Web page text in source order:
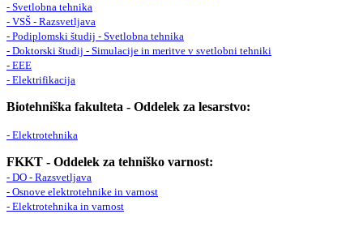
- Svetlobna tehnika
- VSŠ - Razsvetljava
- Podiplomski študij - Svetlobna tehnika
- Doktorski študij - Simulacije in meritve v svetlobni tehniki
- EEE
- Elektrifikacija
Biotehniška fakulteta - Oddelek za lesarstvo:
- Elektrotehnika
FKKT - Oddelek za tehniško varnost:
- DO - Razsvetljava
- Osnove elektrotehnike in varnost
- Elektrotehnika in varnost